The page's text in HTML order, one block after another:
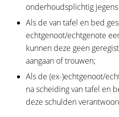
onderhoudsplichtig
Als de van tafel en bed
echtgenoot/echtgenote
kunnen deze geen
aangaan of trouwen;
Als de (ex-)echtgenoot/
na scheiding van tafel en
deze schulden